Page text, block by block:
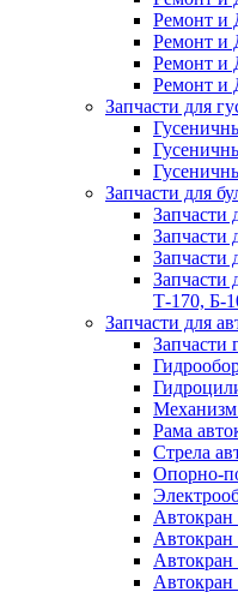
Ремонт и
Ремонт и
Ремонт и
Ремонт и
Запчасти для
Запчасти для
Запчасти
Запчасти
Запчасти
Запчасти
Т-170, Б-
Запчасти для
Запчасти
Механизм
Рама
Стрела
Опорно-
Автокран